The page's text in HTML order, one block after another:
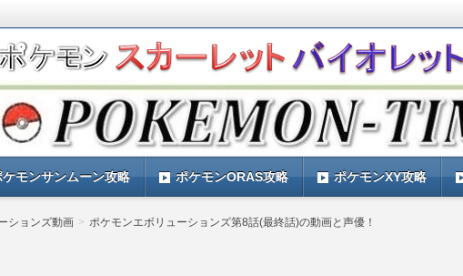
新情報まとめ『POKEMON-TIMES』
ットバイオレット)の攻略や最新情報などをお届けする『POKEMON-
スカーレットバイオレット)の育成論やお得な情報なども紹介していきま
ケモンサンムーン攻略 ポケモンORAS攻略 ポケモンXY攻略
ションズ動画 ポケモンエボリューションズ第8話(最終話)の動画と声優！